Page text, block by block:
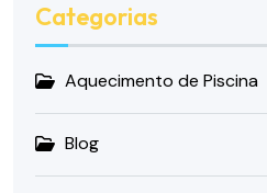
Categorias
Aquecimento de Piscina
Blog